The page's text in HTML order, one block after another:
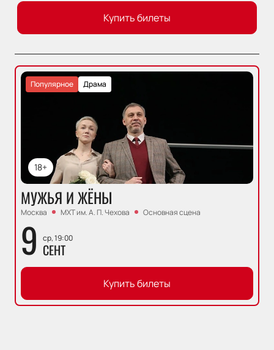
Купить билеты
18+
Драма
Популярное
МУЖЬЯ И ЖЁНЫ
Москва МХТ им. А. П. Чехова Основная сцена
9 ср, 19:00
СЕНТ
Купить билеты